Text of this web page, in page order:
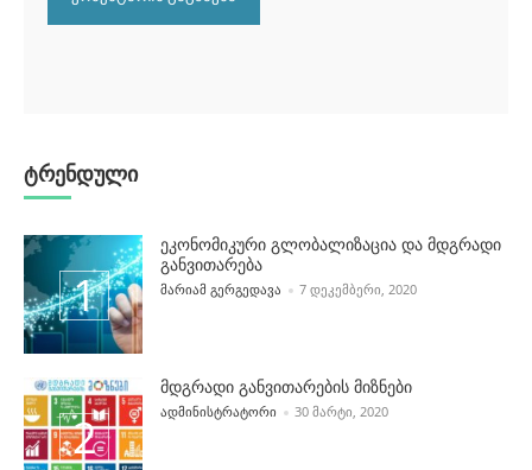
ტრენდული
ეკონომიკური გლობალიზაცია და მდგრადი
განვითარება
POSTED BY
ᲛᲐᲠᲘᲐᲛ ᲒᲔᲠᲒᲔᲓᲐᲕᲐ 7 ᲓᲔᲙᲔᲛᲑᲔᲠᲘ, 2020
მდგრადი განვითარების მიზნები
POSTED BY
ᲐᲓᲛᲘᲜᲘᲡᲢᲠᲐᲢᲝᲠᲘ 30 ᲛᲐᲠᲢᲘ, 2020